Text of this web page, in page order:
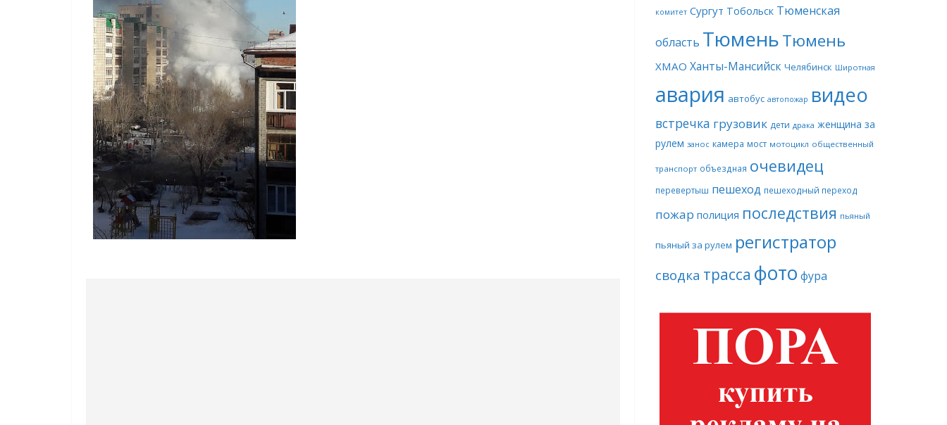
комитет Сургут Тобольск Тюменская
область ТюменьТюмень
ХМАО Ханты-Мансийск Челябинск Широтная
авария автобус автопожар видео
встречка грузовик дети драка женщина за
рулем занос камера мост мотоцикл общественный
транспорт объездная очевидец
перевертыш пешеход пешеходный переход
пожар полиция последствия пьяный
пьяный за рулем регистратор
сводка трасса фото фура